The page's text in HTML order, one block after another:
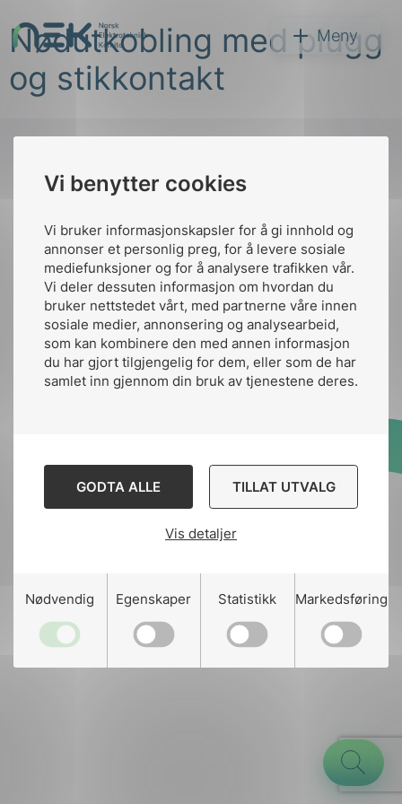
Vi benytter cookies
Vi bruker informasjonskapsler for å gi innhold og
annonser et personlig preg, for å levere sosiale
mediefunksjoner og for å analysere trafikken vår.
Vi deler dessuten informasjon om hvordan du
bruker nettstedet vårt, med partnerne våre innen
sosiale medier, annonsering og analysearbeid,
som kan kombinere den med annen informasjon
du har gjort tilgjengelig for dem, eller som de har
samlet inn gjennom din bruk av tjenestene deres.
GODTA ALLE TILLAT UTVALG
Vis detaljer
Nødvendig Egenskaper Statistikk Markedsføring
til
innhold
NEK Meny
Søk
Nødutkobling med plugg
og stikkontakt
Kontakt oss
Ansatte
nek@nek.no
Kontakt
Bruk av Cookies
Designed and developed
Stem Agency
toppen